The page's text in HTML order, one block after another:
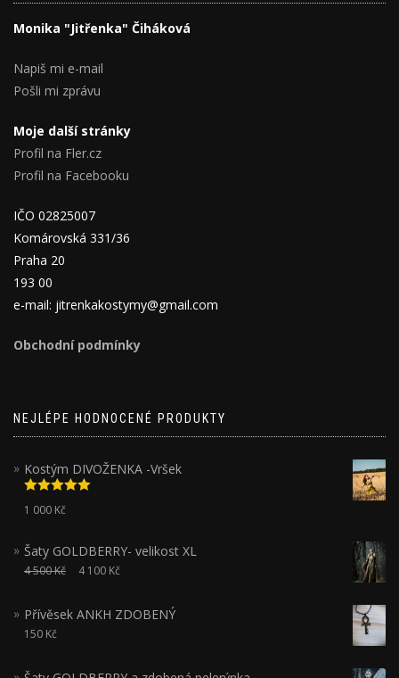
Monika "Jitřenka" Čiháková
Napiš mi e-mail
Pošli mi zprávu
Moje další stránky
Profil na Fler.cz
Profil na Facebooku
IČO 02825007
Komárovská 331/36
Praha 20
193 00
e-mail: jitrenkakostymy@gmail.com
Obchodní podmínky
NEJLÉPE HODNOCENÉ PRODUKTY
Kostým DIVOŽENKA -Vršek
Hodnocení
5.00z 5
1 000 Kč
Šaty GOLDBERRY- velikost XL
4 500Kč 4 100 Kč
Přívěsek ANKH ZDOBENÝ
150 Kč